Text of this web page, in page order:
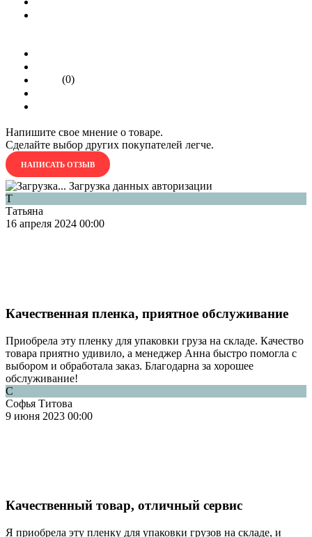
(0)
Напишите свое мнение о товаре.
Сделайте выбор других покупателей легче.
НАПИСАТЬ ОТЗЫВ
Загрузка данных авторизации
Т
Татьяна
16 апреля 2024 00:00
Качественная пленка, приятное обслуживание
Приобрела эту пленку для упаковки груза на складе. Качество
товара приятно удивило, а менеджер Анна быстро помогла с
выбором и обработала заказ. Благодарна за хорошее
обслуживание!
С
Софья Титова
9 июня 2023 00:00
Качественный товар, отличный сервис
Я приобрела эту пленку для упаковки грузов на складе, и